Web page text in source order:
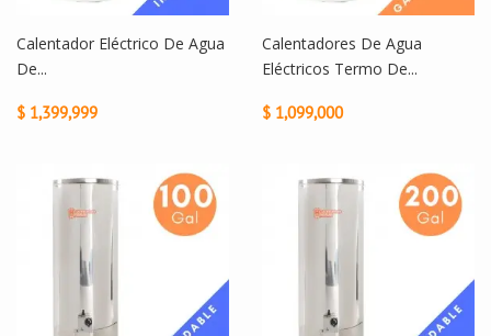
Calentador Eléctrico De Agua
De...
$ 1,399,999
Calentadores De Agua
Eléctricos Termo De...
$ 1,099,000